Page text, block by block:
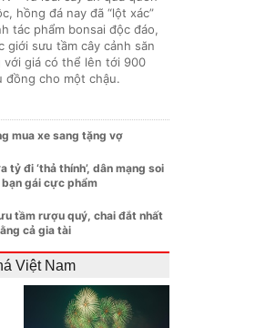
hồng đá nay đã “lột xác”
tác phẩm bonsai độc đáo,
giới sưu tầm cây cảnh săn
với giá có thể lên tới 900
đồng cho một chậu.
mua xe sang tặng vợ
tỷ đi ‘thả thính’, dân mạng soi
gái cực phẩm
tầm rượu quý, chai đắt nhất
cả gia tài
Việt Nam